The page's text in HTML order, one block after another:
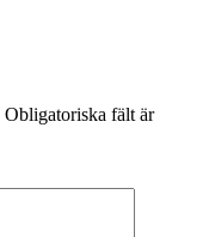
Obligatoriska fält är